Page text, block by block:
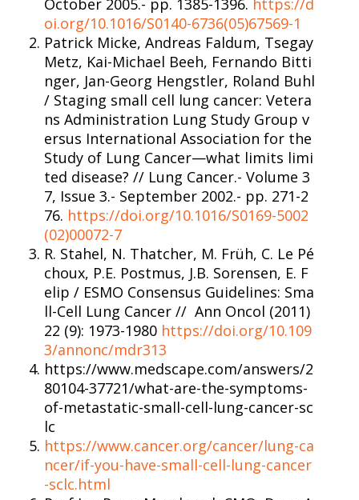
oi.org/10.1016/S0140-6736(05)67569-1
Patrick Micke, Andreas Faldum, Tsegay
Metz, Kai-Michael Beeh, Fernando Bitti
nger, Jan-Georg Hengstler, Roland Buhl
/ Staging small cell lung cancer: Vetera
ns Administration Lung Study Group v
ersus International Association for the
Study of Lung Cancer—what limits limi
ted disease? // Lung Cancer.- Volume 3
7, Issue 3.- September 2002.- pp. 271-2
76. https://doi.org/10.1016/S0169-5002
(02)00072-7
R. Stahel, N. Thatcher, M. Früh, C. Le Pé
choux, P.E. Postmus, J.B. Sorensen, E. F
elip / ESMO Consensus Guidelines: Sma
ll-Cell Lung Cancer // Ann Oncol (2011)
22 (9): 1973-1980 https://doi.org/10.109
3/annonc/mdr313
https://www.medscape.com/answers/2
80104-37721/what-are-the-symptoms-
of-metastatic-small-cell-lung-cancer-sc
lc
https://www.cancer.org/cancer/lung-ca
ncer/if-you-have-small-cell-lung-cancer
-sclc.html